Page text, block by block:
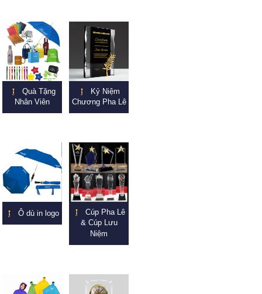
Quà Tặng
Nhân Viên
Kỷ Niệm
Chương Pha Lê
Ô dù in logo
Cúp Pha Lê
& Cúp Lưu
Niệm